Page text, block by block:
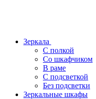
Зеркала
С полкой
Со шкафчиком
В раме
С подсветкой
Без подсветки
Зеркальные шкафы